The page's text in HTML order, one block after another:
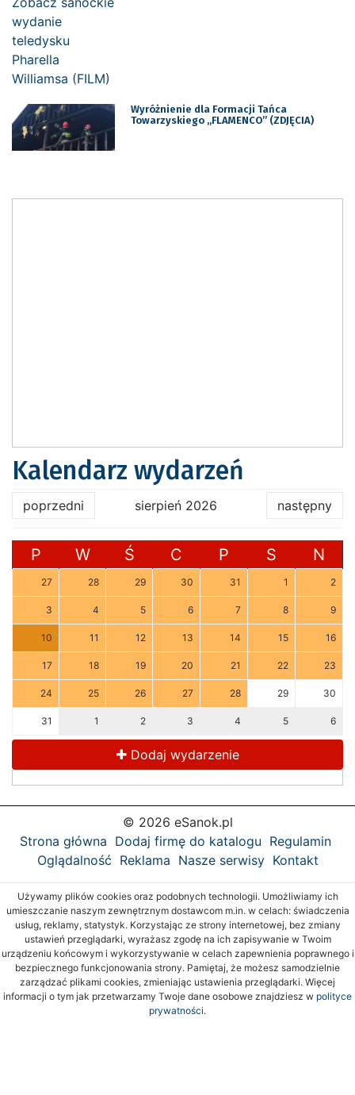
Wyróżnienie dla Formacji Tańca
Towarzyskiego „FLAMENCO” (ZDJĘCIA)
Kalendarz wydarzeń
poprzedni sierpień 2026 następny
P W Ś C P S N
27 28 29 30 31 1 2
3 4 5 6 7 8 9
10 11 12 13 14 15 16
17 18 19 20 21 22 23
24 25 26 27 28 29 30
31 1 2 3 4 5 6
Dodaj wydarzenie
© 2026 eSanok.pl
Strona główna Dodaj firmę do katalogu Regulamin
Oglądalność Reklama Nasze serwisy Kontakt
Używamy plików cookies oraz podobnych technologii. Umożliwiamy ich
umieszczanie naszym zewnętrznym dostawcom m.in. w celach: świadczenia
usług, reklamy, statystyk. Korzystając ze strony internetowej, bez zmiany
ustawień przeglądarki, wyrażasz zgodę na ich zapisywanie w Twoim
urządzeniu końcowym i wykorzystywanie w celach zapewnienia poprawnego i
bezpiecznego funkcjonowania strony. Pamiętaj, że możesz samodzielnie
zarządzać plikami cookies, zmieniając ustawienia przeglądarki. Więcej
informacji o tym jak przetwarzamy Twoje dane osobowe znajdziesz w polityce
prywatności.